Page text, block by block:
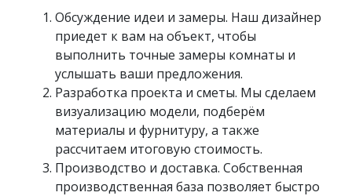
Обсуждение идеи и замеры. Наш дизайнер
приедет к вам на объект, чтобы
выполнить точные замеры комнаты и
услышать ваши предложения.
Разработка проекта и сметы. Мы сделаем
визуализацию модели, подберём
материалы и фурнитуру, а также
рассчитаем итоговую стоимость.
Производство и доставка. Собственная
производственная база позволяет быстро